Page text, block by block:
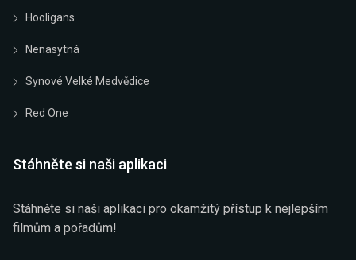
Hooligans
Nenasytná
Synové Velké Medvědice
Red One
Stáhněte si naši aplikaci
Stáhněte si naši aplikaci pro okamžitý přístup k nejlepším
filmům a pořadům!